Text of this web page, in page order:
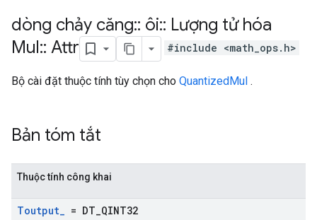
dòng chảy căng:: ôi:: Lượng tử hóa
Mul:: Attr #include <math_ops.h>
Bộ cài đặt thuộc tính tùy chọn cho QuantizedMul .
Bản tóm tắt
Thuộc tính công khai
Toutput_ = DT QINT32